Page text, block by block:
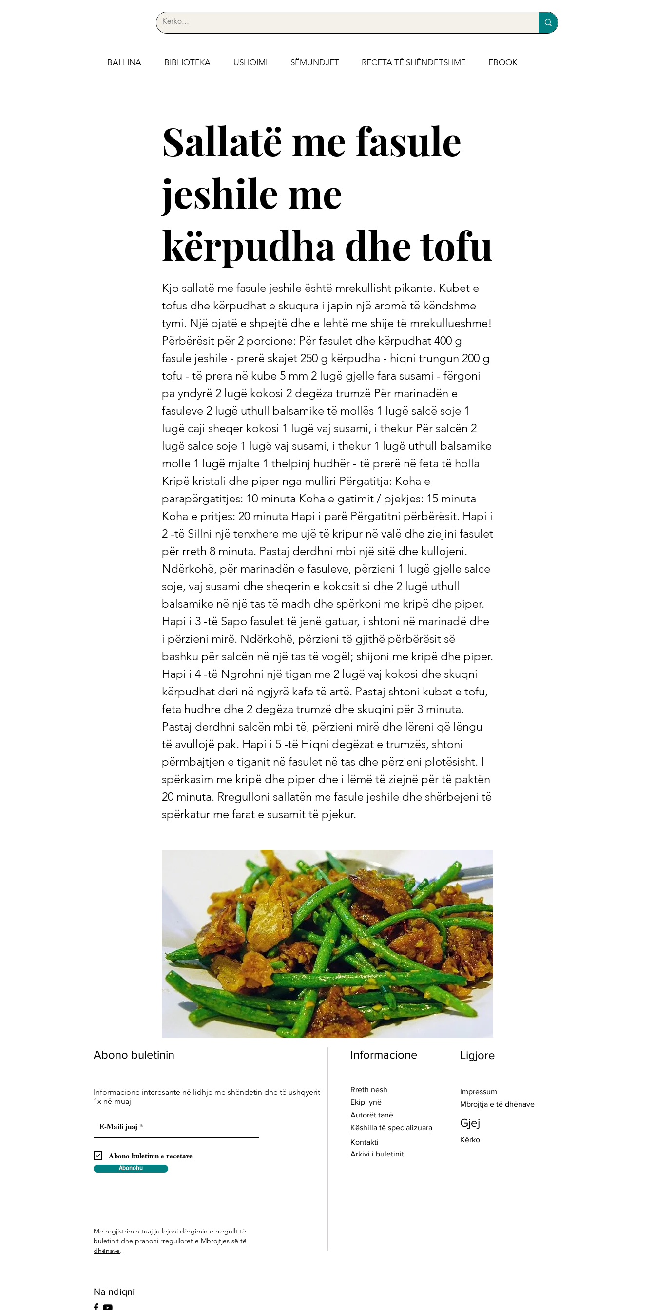
BALLINA BIBLIOTEKA USHQIMI SËMUNDJET RECETA TË SHËNDETSHME EBOOK
Sallatë me fasule
jeshile me
kërpudha dhe tofu
Kjo sallatë me fasule jeshile është mrekullisht pikante. Kubet e
tofus dhe kërpudhat e skuqura i japin një aromë të këndshme
tymi. Një pjatë e shpejtë dhe e lehtë me shije të mrekullueshme!
Përbërësit për 2 porcione: Për fasulet dhe kërpudhat 400 g
fasule jeshile - prerë skajet 250 g kërpudha - hiqni trungun 200 g
tofu - të prera në kube 5 mm 2 lugë gjelle fara susami - fërgoni
pa yndyrë 2 lugë kokosi 2 degëza trumzë Për marinadën e
fasuleve 2 lugë uthull balsamike të mollës 1 lugë salcë soje 1
lugë caji sheqer kokosi 1 lugë vaj susami, i thekur Për salcën 2
lugë salce soje 1 lugë vaj susami, i thekur 1 lugë uthull balsamike
molle 1 lugë mjalte 1 thelpinj hudhër - të prerë në feta të holla
Kripë kristali dhe piper nga mulliri Përgatitja: Koha e
parapërgatitjes: 10 minuta Koha e gatimit / pjekjes: 15 minuta
Koha e pritjes: 20 minuta Hapi i parë Përgatitni përbërësit. Hapi i
2 -të Sillni një tenxhere me ujë të kripur në valë dhe ziejini fasulet
për rreth 8 minuta. Pastaj derdhni mbi një sitë dhe kullojeni.
Ndërkohë, për marinadën e fasuleve, përzieni 1 lugë gjelle salce
soje, vaj susami dhe sheqerin e kokosit si dhe 2 lugë uthull
balsamike në një tas të madh dhe spërkoni me kripë dhe piper.
Hapi i 3 -të Sapo fasulet të jenë gatuar, i shtoni në marinadë dhe
i përzieni mirë. Ndërkohë, përzieni të gjithë përbërësit së
bashku për salcën në një tas të vogël; shijoni me kripë dhe piper.
Hapi i 4 -të Ngrohni një tigan me 2 lugë vaj kokosi dhe skuqni
kërpudhat deri në ngjyrë kafe të artë. Pastaj shtoni kubet e tofu,
feta hudhre dhe 2 degëza trumzë dhe skuqini për 3 minuta.
Pastaj derdhni salcën mbi të, përzieni mirë dhe lëreni që lëngu
të avullojë pak. Hapi i 5 -të Hiqni degëzat e trumzës, shtoni
përmbajtjen e tiganit në fasulet në tas dhe përzieni plotësisht. I
spërkasim me kripë dhe piper dhe i lëmë të ziejnë për të paktën
20 minuta. Rregulloni sallatën me fasule jeshile dhe shërbejeni të
spërkatur me farat e susamit të pjekur.
Abono buletinin
Informacione interesante në lidhje me shëndetin dhe të ushqyerit
1x në muaj
Abono buletinin e recetave
Abonohu
Me regjistrimin tuaj ju lejoni dërgimin e rregullt të
buletinit dhe pranoni rregulloret e Mbrojtjes së të
dhënave.
Informacione
Rreth nesh
Ekipi ynë
Autorët tanë
Këshilla të specializuara
Kontakti
Ligjore
Impressum
Mbrojtja e të dhënave
Gjej
Kërko
Arkivi i buletinit
Na ndiqni